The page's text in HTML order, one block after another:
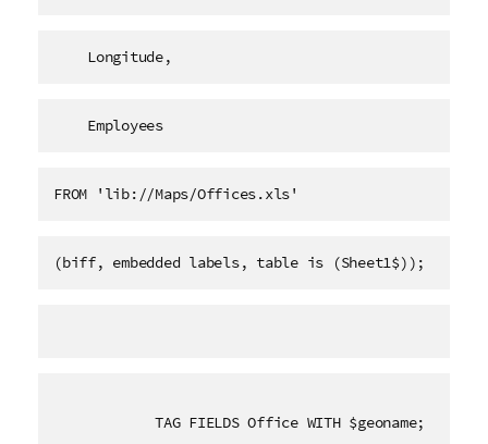
    Longitude,
    Employees
FROM 'lib://Maps/Offices.xls'
(biff, embedded labels, table is (Sheet1$));
TAG FIELDS Office WITH $geoname;